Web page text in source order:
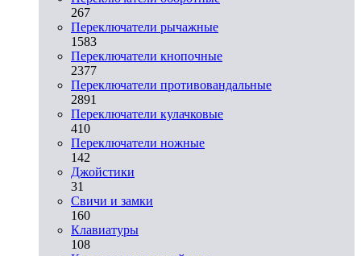
267
Переключатели рычажные
1583
Переключатели кнопочные
2377
Переключатели противовандальные
2891
Переключатели кулачковые
410
Переключатели ножные
142
Джойстики
31
Свичи и замки
160
Клавиатуры
108